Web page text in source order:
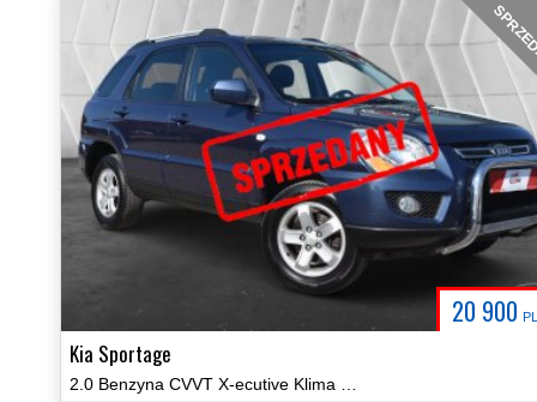
20 900
Kia Sportage